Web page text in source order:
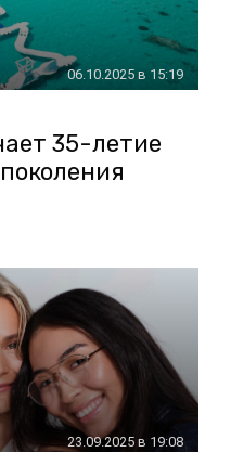
06.10.2025 в 15:19
35-летие
23.09.2025 в 19:08